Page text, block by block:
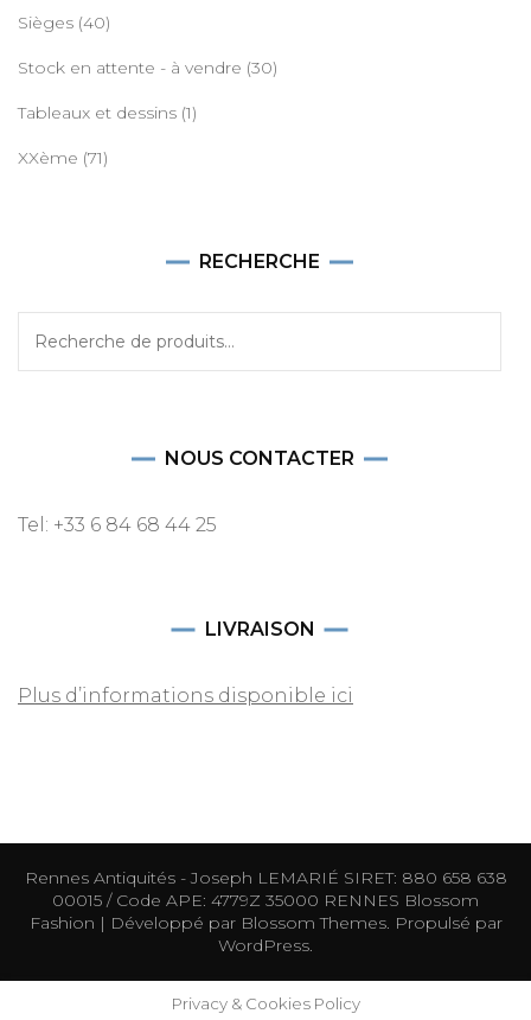
Sièges (40)
Stock en attente - à vendre (30)
Tableaux et dessins (1)
XXème (71)
RECHERCHE
NOUS CONTACTER
Tel: +33 6 84 68 44 25
LIVRAISON
Plus d’informations disponible ici
Rennes Antiquités - Joseph LEMARIÉ SIRET: 880 658 638
00015 / Code APE: 4779Z 35000 RENNES Blossom
Fashion | Développé parBlossom Themes. Propulsé par
WordPress.
Privacy & Cookies Policy